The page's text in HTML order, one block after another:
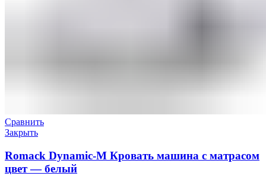
Сравнить
Закрыть
Romack Dynamic-M Кровать машина с матрасом
цвет — белый